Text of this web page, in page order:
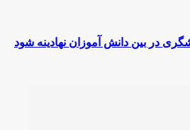
در بین دانش آموزان نهادینه شود